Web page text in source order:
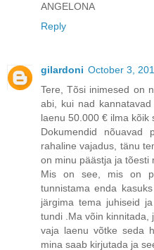
ANGELONA
Reply
gilardoni October 3,
Tere, Tõsi inimesed on
abi, kui nad
laenu 50.000 € ilma kõik
Dokumendid nõuavad
rahaline vajadus, tänu
on minu päästja ja tõesti
Mis on see, mis on
tunnistama enda
järgima tema juhiseid
tundi .Ma võin kinnitada,
vaja laenu võtke seda
mina saab kirjutada ja